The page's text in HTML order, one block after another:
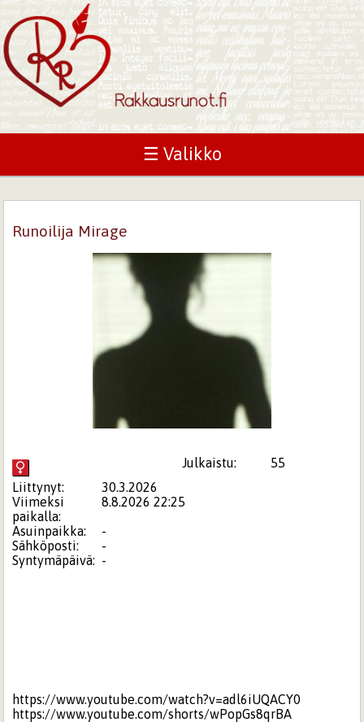
☰ Valikko
Runoilija Mirage
Julkaistu:
55
Liittynyt:
30.3.2026
Viimeksi
paikalla:
8.8.2026 22:25
Asuinpaikka:
-
Sähköposti:
-
Syntymäpäivä: -
https://www.youtube.com/watch?v=adl6iUQACY0
https://www.youtube.com/shorts/wPopGs8qrBA